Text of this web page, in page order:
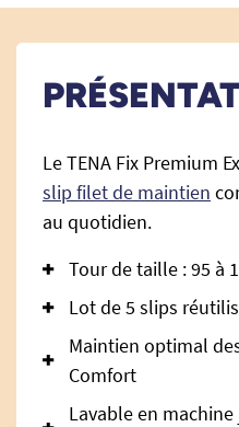
Le TENA Fix Premium
slip filet de maintien
au quotidien.
Tour de taille : 95 à
Lot de 5 slips
Maintien optimal
Comfort
Lavable en machine